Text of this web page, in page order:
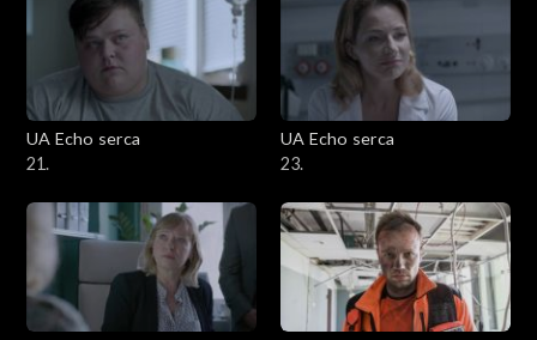
UA Echo serca
21.
UA Echo serca
23.